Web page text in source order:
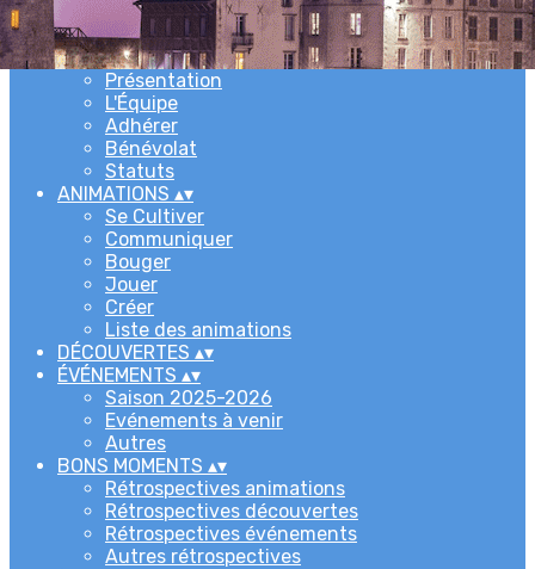
ACCUEIL▴ ▾
L'ASSOCIATION▴▾
Newsletters
Présentation
L'Équipe
Adhérer
Bénévolat
Statuts
ANIMATIONS ▴▾
Se Cultiver
Communiquer
Bouger
Jouer
Créer
Liste des animations
DÉCOUVERTES ▴▾
ÉVÉNEMENTS ▴▾
Saison 2025-2026
Evénements à venir
Autres
BONS MOMENTS ▴▾
Rétrospectives animations
Rétrospectives découvertes
Rétrospectives événements
Autres rétrospectives